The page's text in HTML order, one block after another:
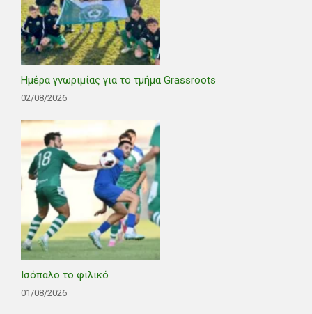
Ημέρα γνωριμίας για το τμήμα Grassroots
02/08/2026
Ισόπαλο το φιλικό
01/08/2026